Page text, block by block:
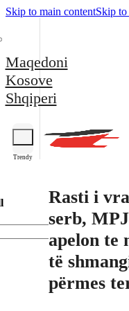
Skip to main contentSkip
Maqedoni
Kosove
Shqiperi
Trendy
Rasti i
serb,
apelon te
të
përmes